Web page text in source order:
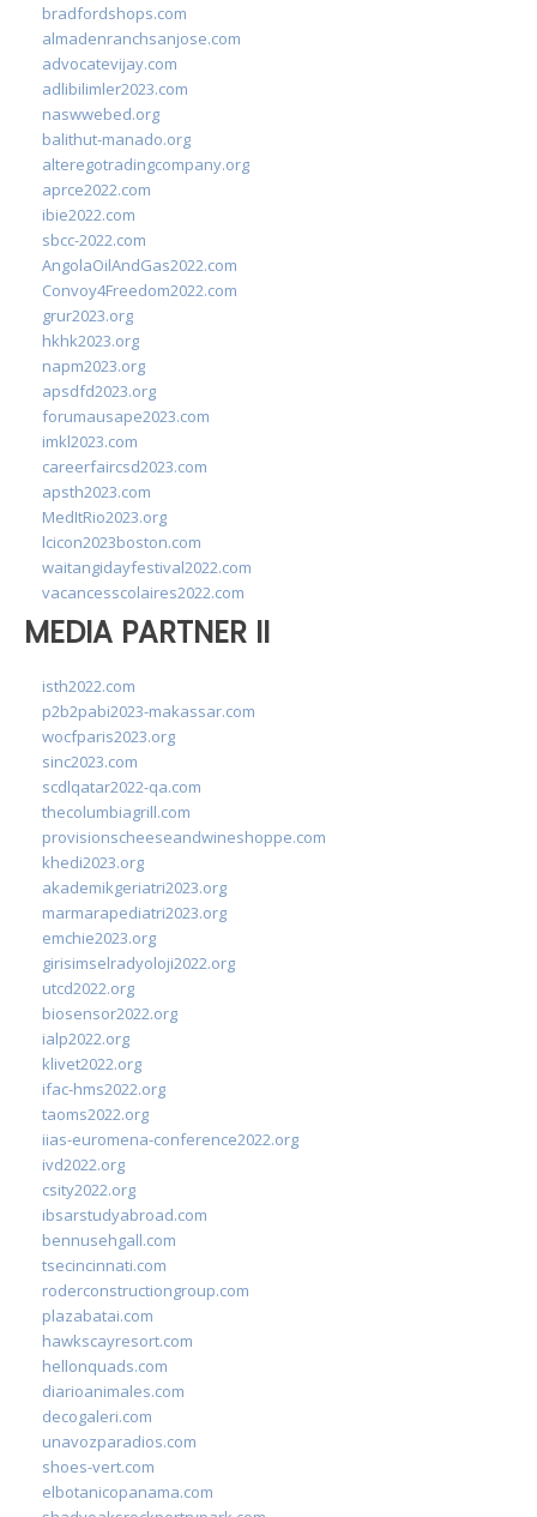
bradfordshops.com
almadenranchsanjose.com
advocatevijay.com
adlibilimler2023.com
naswwebed.org
balithut-manado.org
alteregotradingcompany.org
aprce2022.com
ibie2022.com
sbcc-2022.com
AngolaOilAndGas2022.com
Convoy4Freedom2022.com
grur2023.org
hkhk2023.org
napm2023.org
apsdfd2023.org
forumausape2023.com
imkl2023.com
careerfaircsd2023.com
apsth2023.com
MedItRio2023.org
lcicon2023boston.com
waitangidayfestival2022.com
vacancesscolaires2022.com
MEDIA PARTNER II
isth2022.com
p2b2pabi2023-makassar.com
wocfparis2023.org
sinc2023.com
scdlqatar2022-qa.com
thecolumbiagrill.com
provisionscheeseandwineshoppe.com
khedi2023.org
akademikgeriatri2023.org
marmarapediatri2023.org
emchie2023.org
girisimselradyoloji2022.org
utcd2022.org
biosensor2022.org
ialp2022.org
klivet2022.org
ifac-hms2022.org
taoms2022.org
iias-euromena-conference2022.org
ivd2022.org
csity2022.org
ibsarstudyabroad.com
bennusehgall.com
tsecincinnati.com
roderconstructiongroup.com
plazabatai.com
hawkscayresort.com
hellonquads.com
diarioanimales.com
decogaleri.com
unavozparadios.com
shoes-vert.com
elbotanicopanama.com